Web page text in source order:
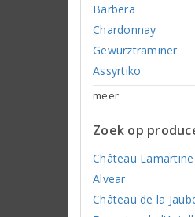
Barbera
Chardonnay
Gewurztraminer
Assyrtiko
meer
Zoek op
Château Lamartine
Alvear
Château de la